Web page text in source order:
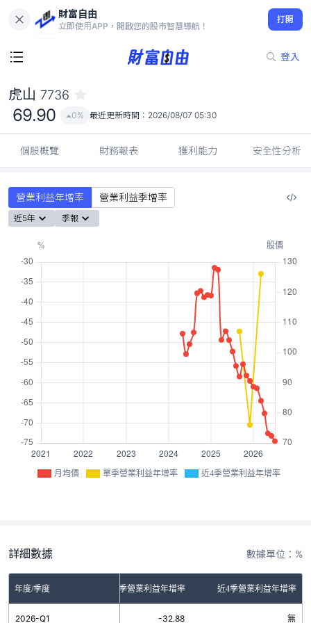
財富自由
立即使用APP，開啟您的股市智慧導航！
打開
登入
69.90
0%
虎山 7736
69.90 0% 最近更新時間： 2026/08/07 05:30
個股概覽 財務報表 獲利能力 安全性分析
營業利益年增率 營業利益季增率
近5年 季報
月均價 單季營業利益年增率 近4季營業利益年增率
詳細數據 數據單位：%
年度/季度 單季營業利益年增率 近4季營業利益年增率
2026-Q1 -32.88 無